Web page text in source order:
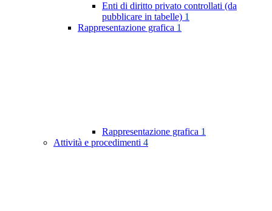
Enti di diritto privato controllati (da
pubblicare in tabelle) 1
Rappresentazione grafica 1
Rappresentazione grafica 1
Attività e procedimenti 4